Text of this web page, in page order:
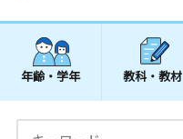
年齢・学年 教科・教材